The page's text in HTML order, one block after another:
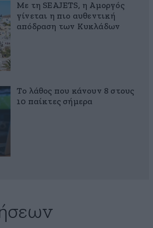
Με τη SEAJETS, η Αμοργός
γίνεται η πιο αυθεντική
απόδραση των Κυκλάδων
Το λάθος που κάνουν 8 στους
10 παίκτες σήμερα